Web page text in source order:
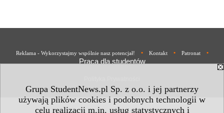
Grupa StudentNews.pl Sp. z o.o. i jej partnerzy
używają plików cookies i podobnych technologii w
celu realizacji m.in. usług statystycznych i
Reklama - Wykorzystajmy wspólnie nasz potencjał! • Kontakt • Patronat •
Praca dla studentów